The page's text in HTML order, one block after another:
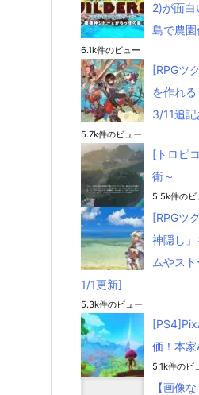
2)が面白
島で農園
6.1k件のビュー
[RPGツ
を作れ
3/11追
5.7k件のビュー
[トロピ
衛～
5.5k件のビ
[RPGツ
神隠し
ムやス
1/1更新]
5.3k件のビュー
価！本家
5.1k件のビ
【画像